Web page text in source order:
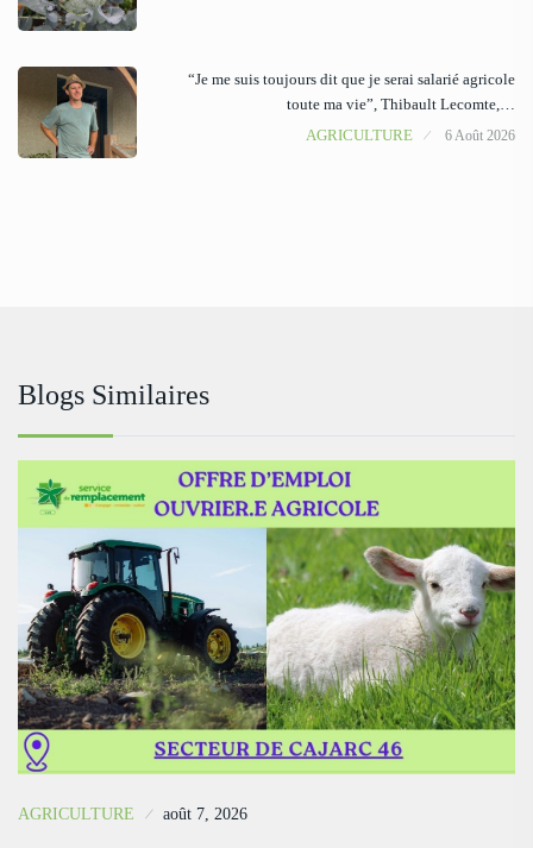
“Je me suis toujours dit que je serai salarié agricole
toute ma vie”, Thibault Lecomte,…
AGRICULTURE
6 Août 2026
Blogs Similaires
AGRICULTURE août 7, 2026